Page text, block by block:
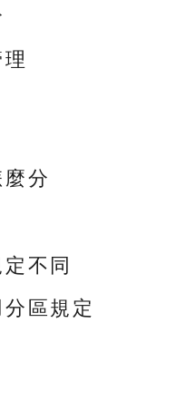
分
不同
區規定